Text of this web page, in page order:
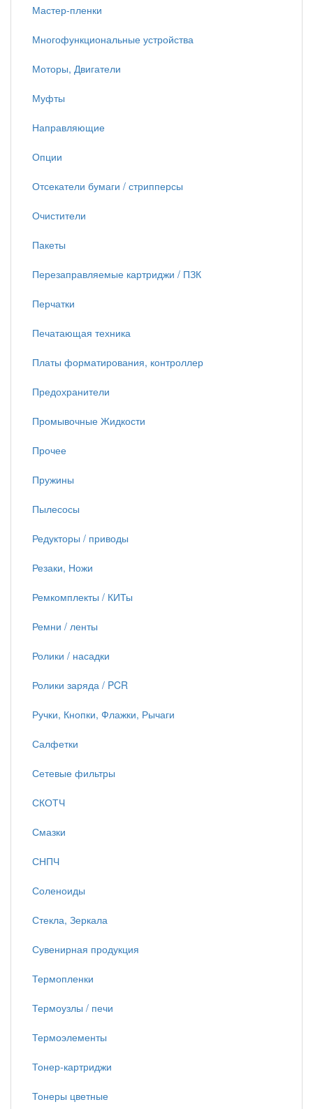
Мастер-пленки
Многофункциональные устройства
Моторы, Двигатели
Муфты
Направляющие
Опции
Отсекатели бумаги / стрипперсы
Очистители
Пакеты
Перезаправляемые картриджи / ПЗК
Перчатки
Печатающая техника
Платы форматирования, контроллер
Предохранители
Промывочные Жидкости
Прочее
Пружины
Пылесосы
Редукторы / приводы
Резаки, Ножи
Ремкомплекты / КИТы
Ремни / ленты
Ролики / насадки
Ролики заряда / PCR
Ручки, Кнопки, Флажки, Рычаги
Салфетки
Сетевые фильтры
СКОТЧ
Смазки
СНПЧ
Соленоиды
Стекла, Зеркала
Сувенирная продукция
Термопленки
Термоузлы / печи
Термоэлементы
Тонер-картриджи
Тонеры цветные